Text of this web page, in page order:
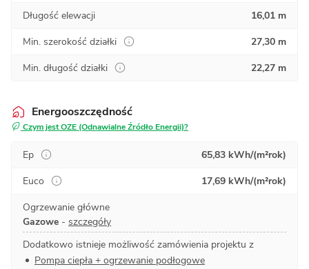
Długość elewacji
16,01 m
Min. szerokość działki
27,30 m
Min. długość działki
22,27 m
Energooszczędność
Czym jest OZE (Odnawialne Źródło Energii)?
Ep
65,83 kWh/(m²rok)
Euco
17,69 kWh/(m²rok)
Ogrzewanie główne
Gazowe - szczegóły
Dodatkowo istnieje możliwość zamówienia projektu z
Pompa ciepła + ogrzewanie podłogowe